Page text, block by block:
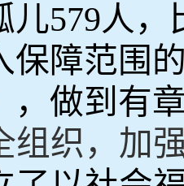
儿579人，
保障范围
，做到有
组织，加